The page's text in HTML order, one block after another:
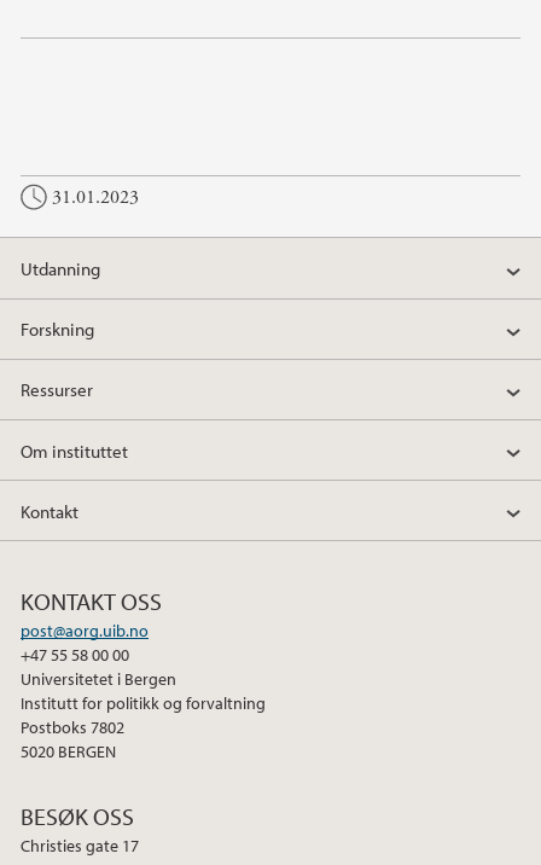
31.01.2023
Utdanning
Forskning
Ressurser
Om instituttet
Kontakt
KONTAKT OSS
post@aorg.uib.no
+47 55 58 00 00
Universitetet i Bergen
Institutt for politikk og forvaltning
Postboks 7802
5020 BERGEN
BESØK OSS
Christies gate 17